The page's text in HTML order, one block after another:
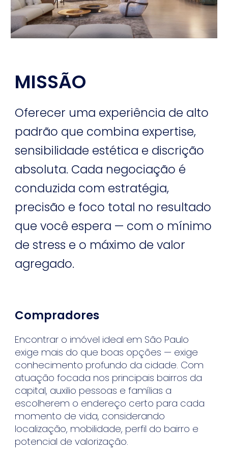
MISSÃO
Oferecer uma experiência de alto
padrão que combina expertise,
sensibilidade estética e discrição
absoluta. Cada negociação é
conduzida com estratégia,
precisão e foco total no resultado
que você espera — com o mínimo
de stress e o máximo de valor
agregado.
Compradores
Encontrar o imóvel ideal em São Paulo
exige mais do que boas opções — exige
conhecimento profundo da cidade. Com
atuação focada nos principais bairros da
capital, auxilio pessoas e famílias a
escolherem o endereço certo para cada
momento de vida, considerando
localização, mobilidade, perfil do bairro e
potencial de valorização.